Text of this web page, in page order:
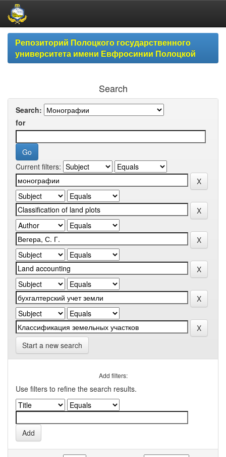
Skip
navigationРепозиторий Полоцкого государственного
университета имени Евфросинии Полоцкой
Search
Search:
for
Current filters:
Start a new search
Add filters:
Use filters to refine the search results.